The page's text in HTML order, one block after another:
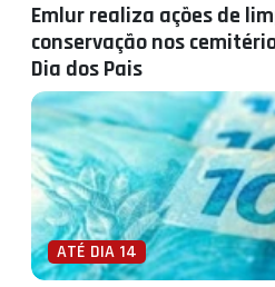
Emlur realiza ações de
conservação nos
Dia dos Pais
ATÉ DIA 14